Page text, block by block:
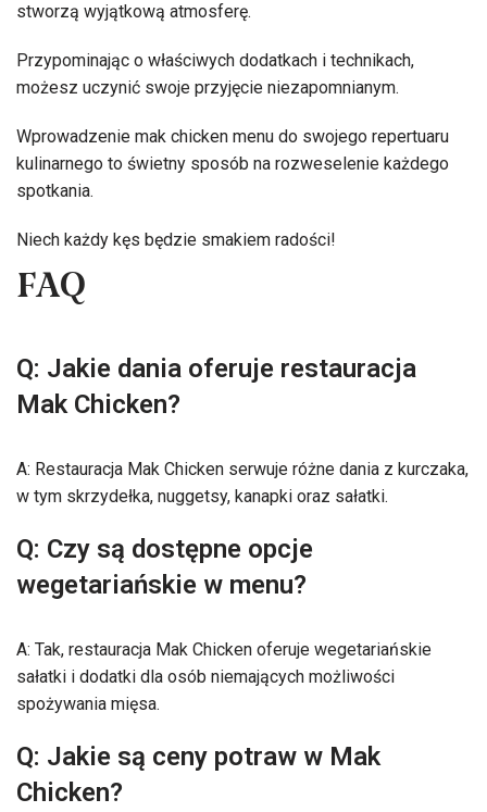
stworzą wyjątkową atmosferę.
Przypominając o właściwych dodatkach i technikach,
możesz uczynić swoje przyjęcie niezapomnianym.
Wprowadzenie mak chicken menu do swojego repertuaru
kulinarnego to świetny sposób na rozweselenie każdego
spotkania.
Niech każdy kęs będzie smakiem radości!
FAQ
Q: Jakie dania oferuje restauracja
Mak Chicken?
A: Restauracja Mak Chicken serwuje różne dania z kurczaka,
w tym skrzydełka, nuggetsy, kanapki oraz sałatki.
Q: Czy są dostępne opcje
wegetariańskie w menu?
A: Tak, restauracja Mak Chicken oferuje wegetariańskie
sałatki i dodatki dla osób niemających możliwości
spożywania mięsa.
Q: Jakie są ceny potraw w Mak
Chicken?